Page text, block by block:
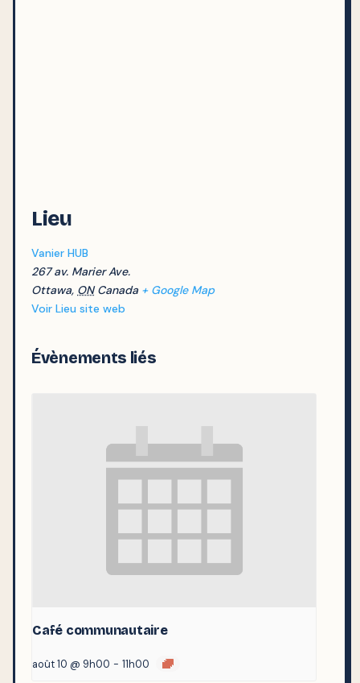
Lieu
Vanier HUB
267 av. Marier Ave.
Ottawa, ON Canada + Google Map
Voir Lieu site web
Évènements liés
Café communautaire
août 10 @ 9h00 - 11h00